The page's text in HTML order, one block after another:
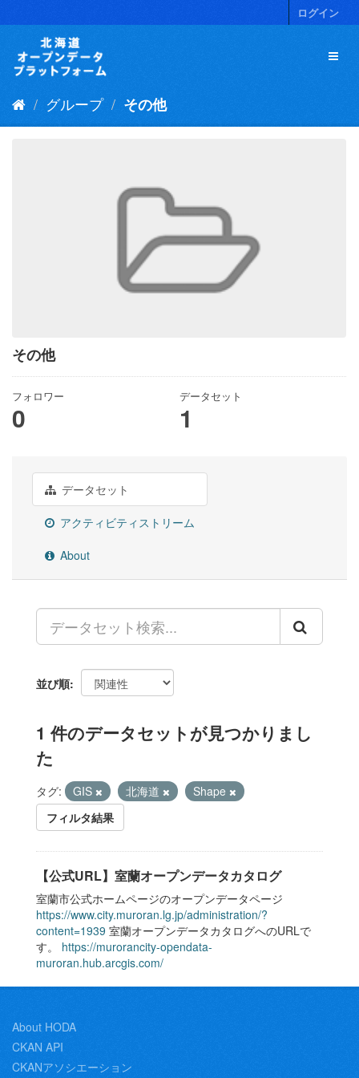
キ
ログイン
グループ その他
その他
フォロワー
0
データセット
1
データセット
アクティビティストリーム
About
並び順
1 件のデータセットが見つかりまし
た
タグ: GIS 北海道
Shape
フィルタ結果
【公式URL】室蘭オープンデータカタログ
室蘭市公式ホームページのオープンデータページ
https://www.city.muroran.lg.jp/administration/?
content=1939 室蘭オープンデータカタログへのURLで
す。 https://murorancity-opendata-
muroran.hub.arcgis.com/
About HODA
CKAN API
CKANアソシエーション